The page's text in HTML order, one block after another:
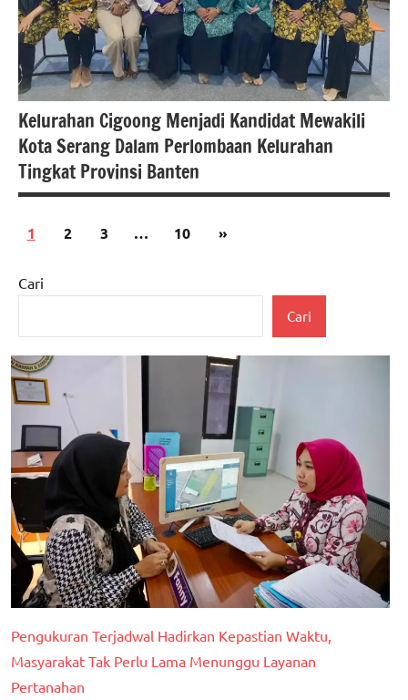
Kelurahan Cigoong Menjadi Kandidat Mewakili
Kota Serang Dalam Perlombaan Kelurahan
Tingkat Provinsi Banten
#beritabanten
Paginasi
1 2 3 … 10
Next
»
Cari
Cari
Pengukuran Terjadwal Hadirkan Kepastian Waktu,
Masyarakat Tak Perlu Lama Menunggu Layanan
Pertanahan